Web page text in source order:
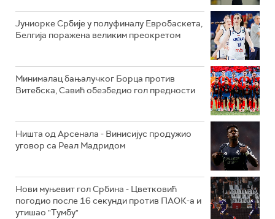
Јуниорке Србије у полуфиналу Евробаскета,
Белгија поражена великим преокретом
Минималац бањалучког Борца против
Витебска, Савић обезбедио гол предности
Ништа од Арсенала - Винисијус продужио
уговор са Реал Мадридом
Нови муњевит гол Србина - Цветковић
погодио после 16 секунди против ПАОК-а и
утишао "Тумбу"